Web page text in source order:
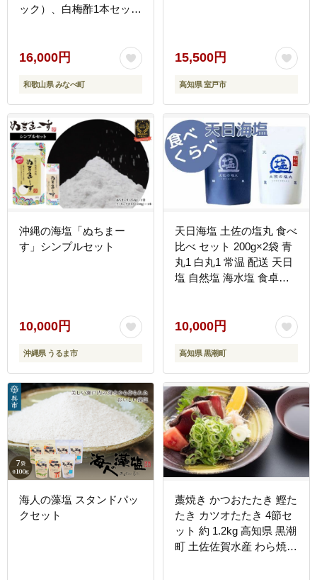
ック）、白梅酢1本セット
16,000円
和歌山県 みなべ町
15,500円
高知県 室戸市
沖縄の海塩「ぬちまー
す」シンプルセット
10,000円
沖縄県 うるま市
天日海塩 土佐の塩丸 食べ
比べ セット 200g×2袋 青
丸1 白丸1 常温 配送 天日
塩 自然塩 海水塩 食卓塩
小分け 塩丸青丸 塩丸白丸
お塩 食塩 下味塩 仕上げ
塩 振り塩 高知県 黒潮町
年末 年始 お歳暮 お正月
［1516-3］
10,000円
高知県 黒潮町
海人の藻塩 スタンドパッ
クセット
藁焼き かつおたたき 鰹た
たき カツオたたき 4節セ
ット 約 1.2kg 高知県 黒潮
町 土佐佐賀水産 わら焼き